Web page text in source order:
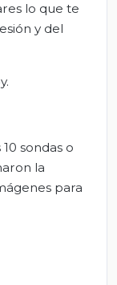
lo que te
y del
sondas o
la
para